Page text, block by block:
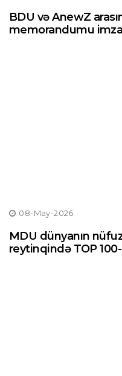
BDU və AnewZ
memorandumu
08-May-2026
MDU dünyanın
reytinqində TOP